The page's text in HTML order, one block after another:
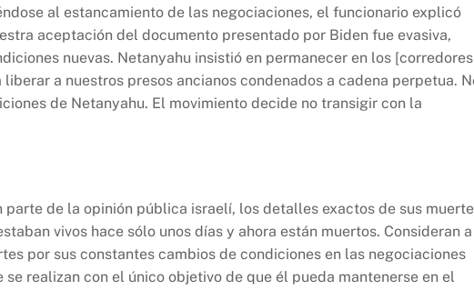
al estancamiento de las negociaciones, el funcionario explicó
aceptación del documento presentado por Biden fue evasiva,
nuevas. Netanyahu insistió en permanecer en los [corredores
a nuestros presos ancianos condenados a cadena perpetua.
de Netanyahu. El movimiento decide no transigir con la
parte de la opinión pública israelí, los detalles exactos de sus
vivos hace sólo unos días y ahora están muertos. Consideran a
por sus constantes cambios de condiciones en las negociaciones
realizan con el único objetivo de que él pueda mantenerse en el